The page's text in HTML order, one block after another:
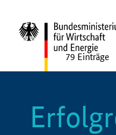
79 Einträge